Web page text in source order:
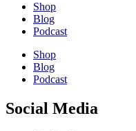
Shop
Blog
Podcast
Shop
Blog
Podcast
Social Media